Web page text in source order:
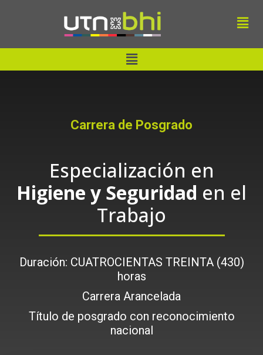
Menu
Carrera de Posgrado
Especialización en
Higiene y Seguridad en el
Trabajo
Duración: CUATROCIENTAS TREINTA (430)
horas
Carrera Arancelada
Título de posgrado con reconocimiento
nacional